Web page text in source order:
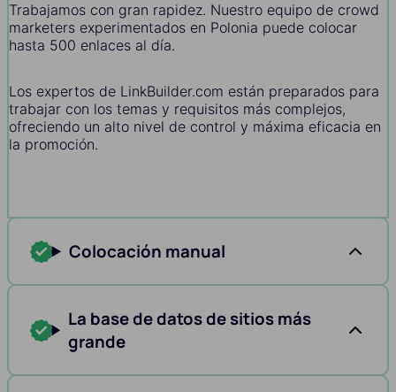
Trabajamos con gran rapidez. Nuestro equipo de crowd
marketers experimentados en Polonia puede colocar
hasta 500 enlaces al día.
Los expertos de LinkBuilder.com están preparados para
trabajar con los temas y requisitos más complejos,
ofreciendo un alto nivel de control y máxima eficacia en
la promoción.
Colocación manual
La base de datos de sitios más
grande